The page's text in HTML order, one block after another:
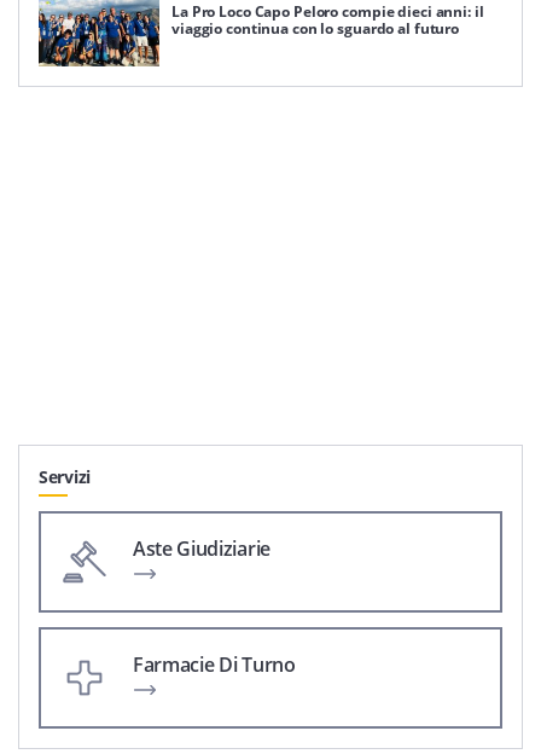
La Pro Loco Capo Peloro compie dieci anni: il
viaggio continua con lo sguardo al futuro
Servizi
Aste Giudiziarie
Farmacie Di Turno